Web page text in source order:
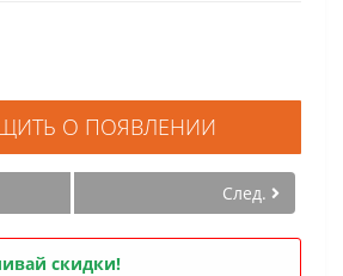
О ПОЯВЛЕНИИ
След.
скидки!